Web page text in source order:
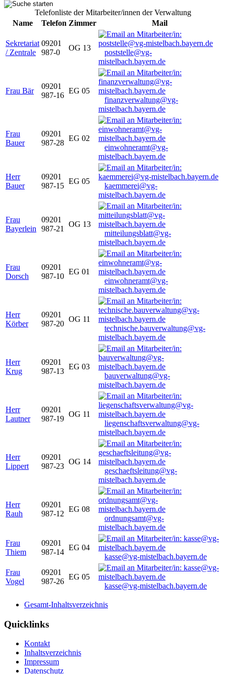
Telefonliste der Mitarbeiter/innen der Verwaltung
Name
Telefon Zimmer Mail
Sekretariat
/ Zentrale
09201
987-0
OG 13
poststelle@vg-
mistelbach.bayern.de
Frau Bär
09201
987-16
EG 05
finanzverwaltung@vg-
mistelbach.bayern.de
Frau
Bauer
09201
987-28
EG 02
einwohneramt@vg-
mistelbach.bayern.de
Herr
Bauer
09201
987-15
EG 05
kaemmerei@vg-
mistelbach.bayern.de
Frau
Bayerlein
09201
987-21
OG 13
mitteilungsblatt@vg-
mistelbach.bayern.de
Frau
Dorsch
09201
987-10
EG 01
einwohneramt@vg-
mistelbach.bayern.de
Herr
Körber
09201
987-20
OG 11
technische.bauverwaltung@vg-
mistelbach.bayern.de
Herr
Krug
09201
987-13
EG 03
bauverwaltung@vg-
mistelbach.bayern.de
Herr
Lautner
09201
987-19
OG 11
liegenschaftsverwaltung@vg-
mistelbach.bayern.de
Herr
Lippert
09201
987-23
OG 14
geschaeftsleitung@vg-
mistelbach.bayern.de
Herr
Rauh
09201
987-12
EG 08
ordnungsamt@vg-
mistelbach.bayern.de
Frau
Thiem
09201
987-14
EG 04
kasse@vg-mistelbach.bayern.de
Frau
Vogel
09201
987-26
EG 05
kasse@vg-mistelbach.bayern.de
Gesamt-Inhaltsverzeichnis
Quicklinks
Kontakt
Inhaltsverzeichnis
Impressum
Datenschutz